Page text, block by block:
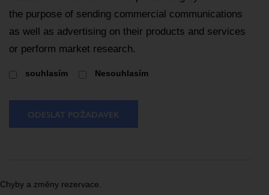
the purpose of sending commercial communications
as well as advertising on their products and services
or perform market research.
souhlasím Nesouhlasím
ODESLAT POŽADAVEK
Chyby a změny rezervace.